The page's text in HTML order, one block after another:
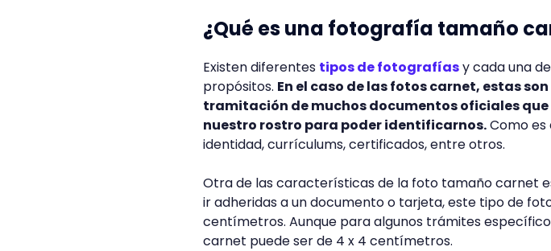
¿Qué es una fotografía tamaño
Existen diferentes tipos de fotografíasy cada una
propósitos. En el caso de las fotos carnet, estas
tramitación de muchos documentos oficiales
nuestro rostro para poder identificarnos.Como es
identidad, currículums, certificados, entre otros.
Otra de las características de la foto tamaño carnet
ir adheridas a un documento o tarjeta, este tipo de
centímetros. Aunque para algunos trámites
carnet puede ser de 4 x 4 centímetros.